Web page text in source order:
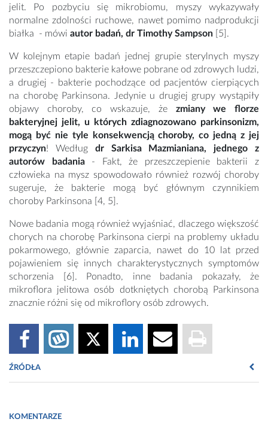
jelit. Po pozbyciu się mikrobiomu, myszy wykazywały
normalne zdolności ruchowe, nawet pomimo nadprodukcji
białka - mówi autor badań, dr Timothy Sampson [5].
W kolejnym etapie badań jednej grupie sterylnych myszy
przeszczepiono bakterie kałowe pobrane od zdrowych ludzi,
a drugiej - bakterie pochodzące od pacjentów cierpiących
na chorobę Parkinsona. Jedynie u drugiej grupy wystąpiły
objawy choroby, co wskazuje, że zmiany we florze
bakteryjnej jelit, u których zdiagnozowano parkinsonizm,
mogą być nie tyle konsekwencją choroby, co jedną z jej
przyczyn! Wedługdr Sarkisa Mazmianiana, jednego z
autorów badania- Fakt, że przeszczepienie bakterii z
człowieka na mysz spowodowało również rozwój choroby
sugeruje, że bakterie mogą być głównym czynnikiem
choroby Parkinsona [4, 5].
Nowe badania mogą również wyjaśniać, dlaczego większość
chorych na chorobę Parkinsona cierpi na problemy układu
pokarmowego, głównie zaparcia, nawet do 10 lat przed
pojawieniem się innych charakterystycznych symptomów
schorzenia [6]. Ponadto, inne badania pokazały, że
mikroflora jelitowa osób dotkniętych chorobą Parkinsona
znacznie różni się od mikroflory osób zdrowych.
ŹRÓDŁA
kazdego,choroba-parkinsona---przyczyny--objawy--
KOMENTARZE